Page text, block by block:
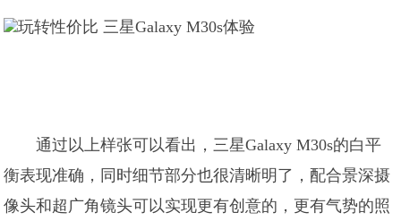
通过以上样张可以看出，三星Galaxy M30s的白平
衡表现准确，同时细节部分也很清晰明了，配合景深摄
像头和超广角镜头可以实现更有创意的，更有气势的照